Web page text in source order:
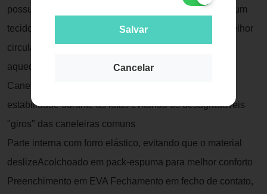
Salvar
Cancelar
possui trava no dedão para evitar lesões e conta com um
tecido especial na palma da luva, que permite uma melhor
circulação de ar durante a prática que evita o super
aquecimento e mau cheiro.
Caneleira Fheras:caneleira profissional que promove
estabilidade durante as lutas evitando os desagradáveis
"giros" das caneleiras comuns
Parte interna com forro elástico, evitando que o material
deslizeAcolchoado em pack-espuma para melhor conforto
Preenchimento em EVA Fechamento em fecho de contato,